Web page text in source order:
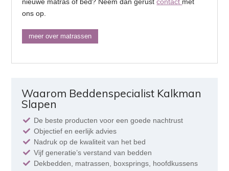
nieuwe matras of bed? Neem dan gerustcontact met
ons op.
meer over matrassen
Waarom Beddenspecialist Kalkman
Slapen
De beste producten voor een goede nachtrust
Objectief en eerlijk advies
Nadruk op de kwaliteit van het bed
Vijf generatie’s verstand van bedden
Dekbedden, matrassen, boxsprings, hoofdkussens